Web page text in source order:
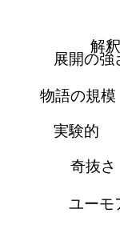
ユーモ
奇抜さ
実験的
物語の規模
展開の強
解